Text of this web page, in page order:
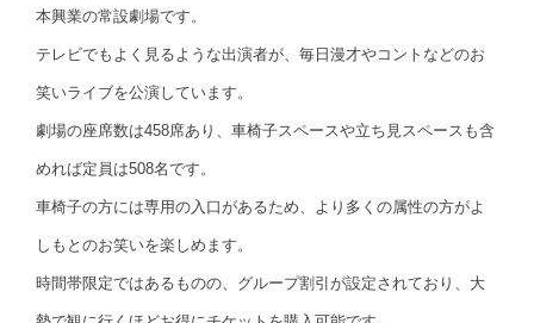
本興業の常設劇場です。
テレビでもよく見るような出演者が、毎日漫才やコントなどのお
笑いライブを公演しています。
劇場の座席数は458席あり、車椅子スペースや立ち見スペースも含
めれば定員は508名です。
車椅子の方には専用の入口があるため、より多くの属性の方がよ
しもとのお笑いを楽しめます。
時間帯限定ではあるものの、グループ割引が設定されており、大